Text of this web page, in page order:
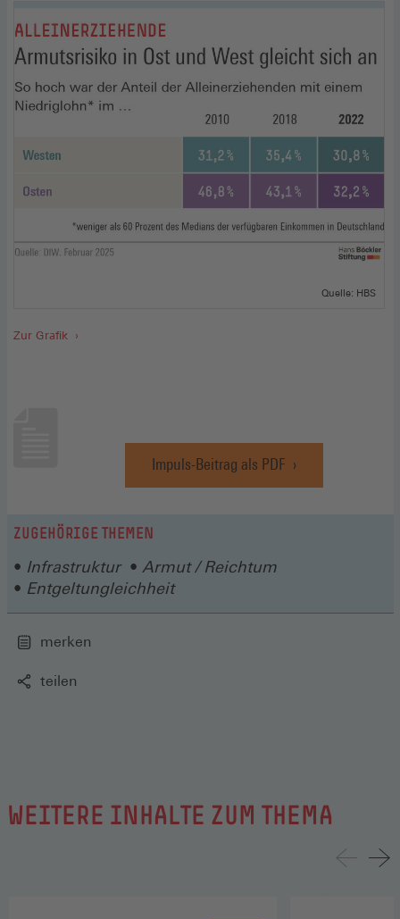
Quelle: HBS
Zur Grafik
Impuls-Beitrag als PDF
(Öffnet
in
ZUGEHÖRIGE THEMEN
Infrastruktur
Armut / Reichtum
Entgeltungleichheit
merken
teilen
WEITERE INHALTE ZUM THEMA